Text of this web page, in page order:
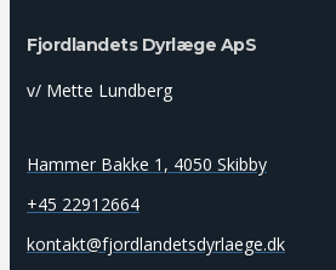
Fjordlandets Dyrlæge ApS
v/ Mette Lundberg
Hammer Bakke 1, 4050 Skibby
+45 22912664
kontakt@fjordlandetsdyrlaege.dk